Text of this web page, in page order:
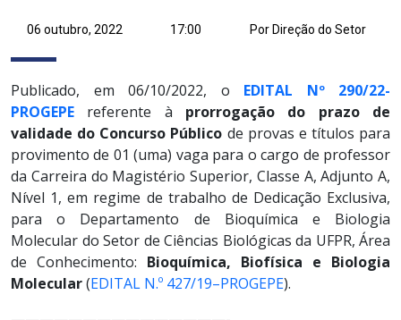
06 outubro, 2022 17:00 Por Direção do Setor
Publicado, em 06/10/2022, o EDITAL Nº 290/22-
PROGEPE referente à prorrogação do prazo de
validade do Concurso Público de provas e títulos para
provimento de 01 (uma) vaga para o cargo de professor
da Carreira do Magistério Superior, Classe A, Adjunto A,
Nível 1, em regime de trabalho de Dedicação Exclusiva,
para o Departamento de Bioquímica e Biologia
Molecular do Setor de Ciências Biológicas da UFPR, Área
de Conhecimento: Bioquímica, Biofísica e Biologia
Molecular(EDITAL N.º 427/19–PROGEPE).